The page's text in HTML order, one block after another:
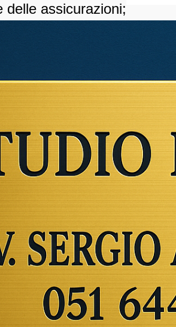
delle assicurazioni;